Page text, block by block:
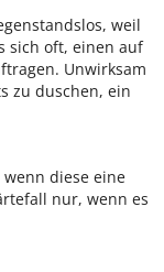
weil
sich oft, einen auf
Unwirksam
zu duschen, ein
diese eine
nur, wenn es